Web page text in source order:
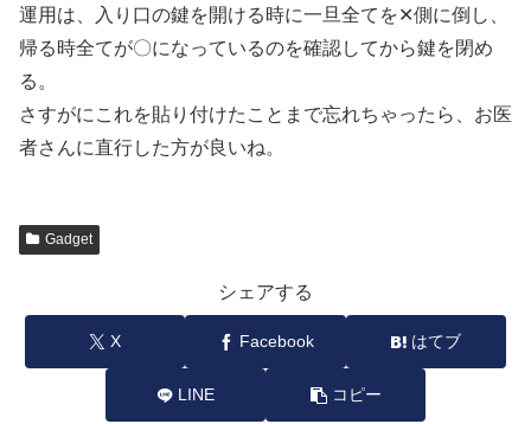
運用は、入り口の鍵を開ける時に一旦全てを✕側に倒し、
帰る時全てが〇になっているのを確認してから鍵を閉め
る。
さすがにこれを貼り付けたことまで忘れちゃったら、お医
者さんに直行した方が良いね。
Gadget
シェアする
X Facebook はてブ
LINE コピー